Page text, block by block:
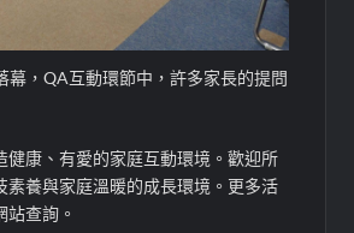
，QA互動環節中，許多家長的提問
康、有愛的家庭互動環境。歡迎所
養與家庭溫暖的成長環境。更多活
站查詢。